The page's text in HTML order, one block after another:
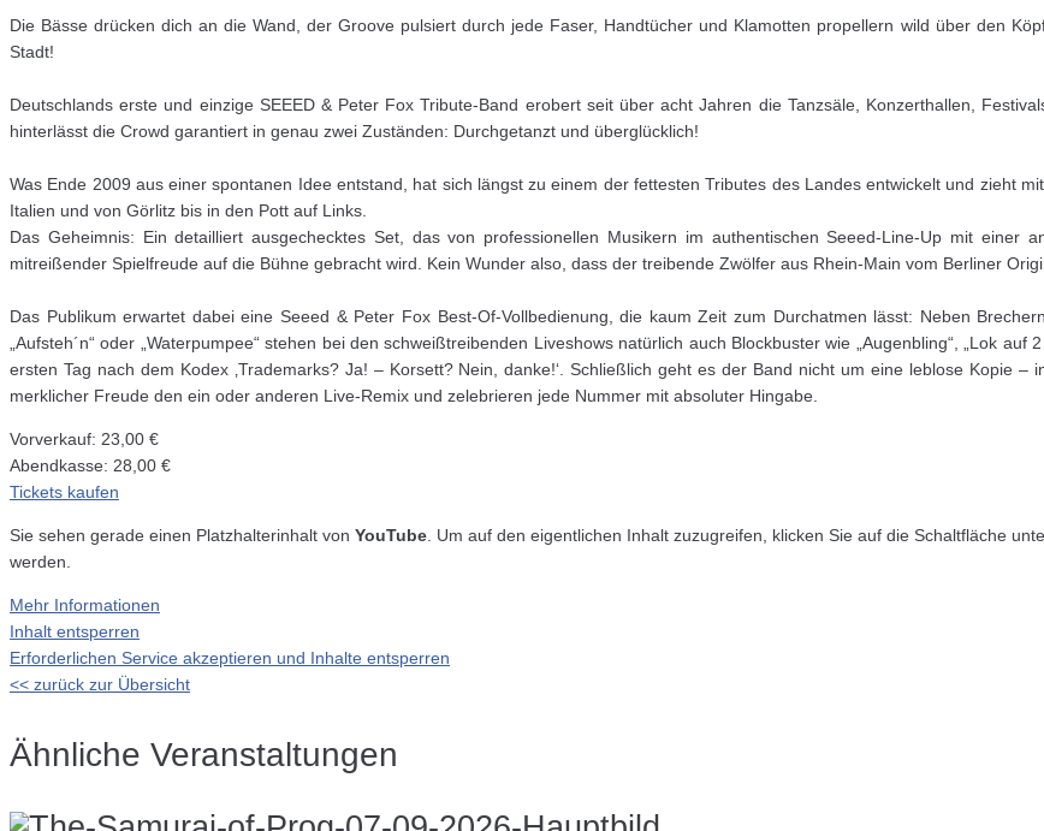
Die Bässe drücken dich an die Wand, der Groove pulsiert durch jede Faser, Handtücher und Klamotten propellern wild über den
Stadt!
Deutschlands erste und einzige SEEED & Peter Fox Tribute-Band erobert seit über acht Jahren die Tanzsäle, Konzerthallen,
hinterlässt die Crowd garantiert in genau zwei Zuständen: Durchgetanzt und überglücklich!
Was Ende 2009 aus einer spontanen Idee entstand, hat sich längst zu einem der fettesten Tributes des Landes entwickelt und zieht
Italien und von Görlitz bis in den Pott auf Links.
Das Geheimnis: Ein detailliert ausgechecktes Set, das von professionellen Musikern im authentischen Seeed-Line-Up mit einer
mitreißender Spielfreude auf die Bühne gebracht wird. Kein Wunder also, dass der treibende Zwölfer aus Rhein-Main vom Berliner
Das Publikum erwartet dabei eine Seeed & Peter Fox Best-Of-Vollbedienung, die kaum Zeit zum Durchatmen lässt: Neben Brechern
„Aufsteh´n“ oder „Waterpumpee“ stehen bei den schweißtreibenden Liveshows natürlich auch Blockbuster wie „Augenbling“, „Lok
ersten Tag nach dem Kodex ‚Trademarks? Ja! – Korsett? Nein, danke!‘. Schließlich geht es der Band nicht um eine leblose Kopie
merklicher Freude den ein oder anderen Live-Remix und zelebrieren jede Nummer mit absoluter Hingabe.
Vorverkauf: 23,00 €
Abendkasse: 28,00 €
Tickets kaufen
Sie sehen gerade einen Platzhalterinhalt von YouTube . Um auf den eigentlichen Inhalt zuzugreifen, klicken Sie auf die Schaltfläche
werden.
Mehr Informationen
Inhalt entsperren
Erforderlichen Service akzeptieren und Inhalte entsperren
<< zurück zur Übersicht
Ähnliche Veranstaltungen